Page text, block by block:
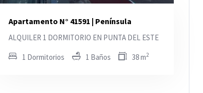
Apartamento N° 41591 | Península
ALQUILER 1 DORMITORIO EN PUNTA DEL ESTE
1 Dormitorios 1 Baños 38 m2